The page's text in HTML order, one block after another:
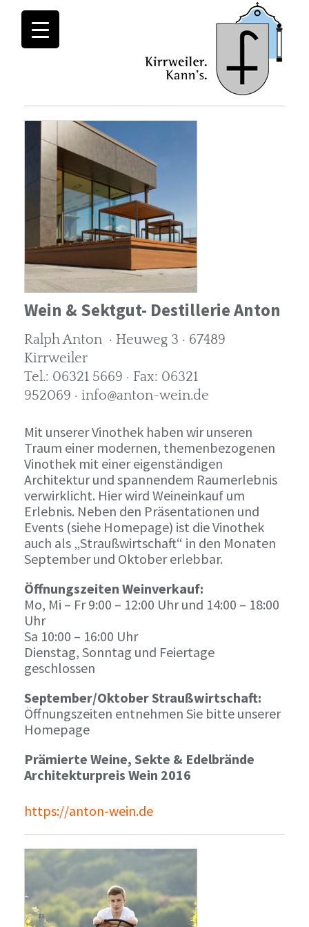
Wein & Sektgut- Destillerie Anton
Ralph Anton · Heuweg 3 · 67489
Kirrweiler
Tel.: 06321 5669 · Fax: 06321
952069 · info@anton-wein.de
Mit unserer Vinothek haben wir unseren
Traum einer modernen, themenbezogenen
Vinothek mit einer eigenständigen
Architektur und spannendem Raumerlebnis
verwirklicht. Hier wird Weineinkauf um
Erlebnis. Neben den Präsentationen und
Events (siehe Homepage) ist die Vinothek
auch als „Straußwirtschaft“ in den Monaten
September und Oktober erlebbar.
Öffnungszeiten Weinverkauf:
Mo, Mi – Fr 9:00 – 12:00 Uhr und 14:00 – 18:00
Uhr
Sa 10:00 – 16:00 Uhr
Dienstag, Sonntag und Feiertage
geschlossen
September/Oktober Straußwirtschaft:
Öffnungszeiten entnehmen Sie bitte unserer
Homepage
Prämierte Weine, Sekte & Edelbrände
Architekturpreis Wein 2016
https://anton-wein.de